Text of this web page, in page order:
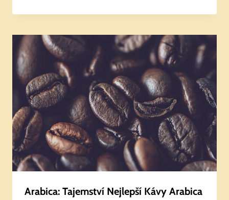
Arabica: Tajemství Nejlepší Kávy Arabica